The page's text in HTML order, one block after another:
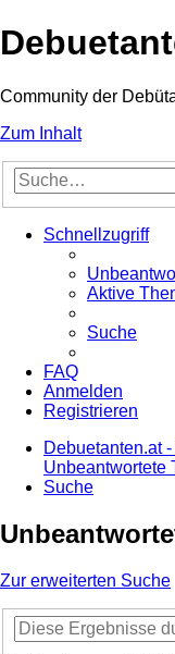
Community der
Zum Inhalt
Schnellzugriff
Aktive
Suche
FAQ
Anmelden
Registrieren
Debuetanten.at
Unbeantwortete
Suche
Zur erweiterten Suche